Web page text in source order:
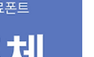
. 폰트 다운로드